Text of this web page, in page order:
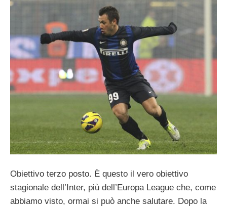
Obiettivo terzo posto. È questo il vero obiettivo
stagionale dell’Inter, più dell’Europa League che, come
abbiamo visto, ormai si può anche salutare. Dopo la